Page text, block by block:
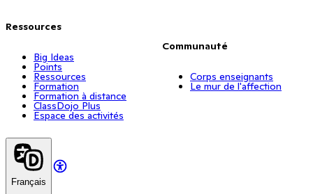
Ressources
Big Ideas
Points
Ressources
Formation
Formation à distance
ClassDojo Plus
Espace des activités
Communauté
Corps enseignants
Le mur de l'affection
Français